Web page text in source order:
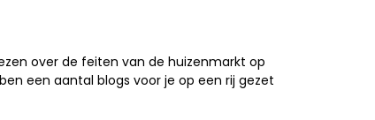
over de feiten van de huizenmarkt op
een aantal blogs voor je op een rij gezet